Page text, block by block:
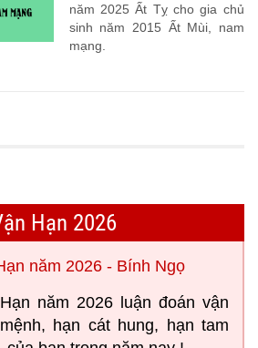
năm 2025 Ất Tỵ cho gia chủ
sinh năm 2015 Ất Mùi, nam
mạng.
Hạn 2026
năm 2026 - Bính Ngọ
năm 2026 luận đoán vận
hạn cát hung, hạn tam